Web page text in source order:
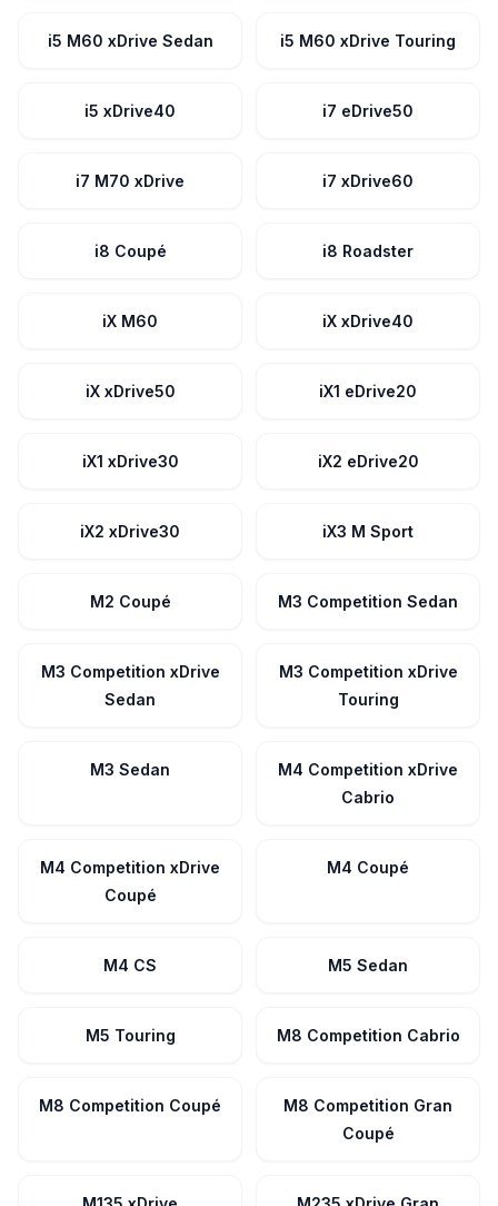
i5 M60 xDrive Sedan i5 M60 xDrive Touring
i5 xDrive40 i7 eDrive50
i7 M70 xDrive i7 xDrive60
i8 Coupé i8 Roadster
iX M60 iX xDrive40
iX xDrive50 iX1 eDrive20
iX1 xDrive30 iX2 eDrive20
iX2 xDrive30 iX3 M Sport
M2 Coupé M3 Competition Sedan
M3 Competition xDrive
Sedan
M3 Competition xDrive
Touring
M3 Sedan
M4 Competition xDrive
Cabrio
M4 Competition xDrive
Coupé
M4 Coupé
M4 CS M5 Sedan
M5 Touring M8 Competition Cabrio
M8 Competition Coupé
M8 Competition Gran
Coupé